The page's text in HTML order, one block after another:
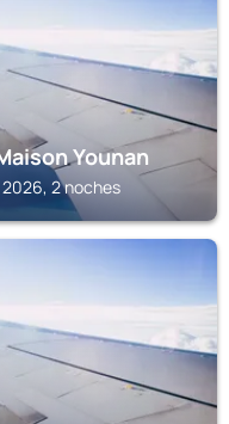
Younan
2 noches